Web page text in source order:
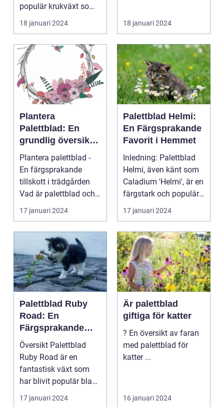
populär krukväxt som
blivit allt mer eftertra...
18 januari 2024 18 januari 2024
Plantera
Palettblad: En
grundlig översikt
och presentation
Plantera palettblad -
En färgsprakande
tillskott i trädgården
Vad är palettblad och
vilka typer fin...
17 januari 2024
Palettblad Helmi:
En Färgsprakande
Favorit i Hemmet
Inledning: Palettblad
Helmi, även känt som
Caladium 'Helmi', är en
färgstark och populär
växt som ha...
17 januari 2024
Palettblad Ruby
Road: En
Färgsprakande
Skapelse För
Trädgården
Översikt Palettblad
Ruby Road är en
fantastisk växt som
har blivit populär bland
trädgårdsentusiast...
17 januari 2024
Är palettblad
giftiga för katter
? En översikt av faran
med palettblad för
katter ...
16 januari 2024